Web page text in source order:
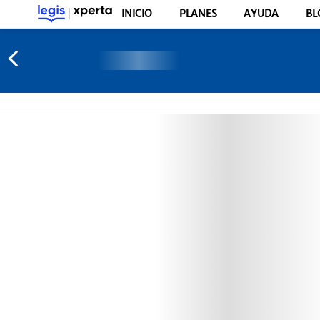
INICIO PLANES AYUDA